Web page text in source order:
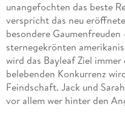
unangefochten das beste
verspricht das neu
besondere
sternegekrönten
wird das Bayleaf Ziel
belebenden Konkurrenz
Feindschaft. Jack und
vor allem wer hinter den